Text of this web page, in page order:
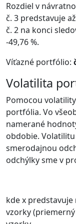
Rozdiel v
č. 3 predstavuje
č. 2 na konci
-49,76 %.
Víťazné portfólio:
Volatilita
Pomocou
portfólia. Vo
namerané
obdobie.
smerodajnou
odchýlky sme v
kde x
vzorky